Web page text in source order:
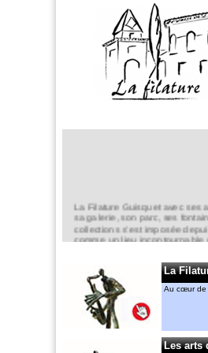
sa galerie, son parc, ses
collections s’est imposée
comme un lieu incontournable
création en sculpture.
Elle est un espace d’exposition
permanent,
mais aussi ponctuel avec
“jardin de la Filature “ en mai.
Anne-Marie CASSIERS et
y ont chacun leur atelier. Ils
La
Au cœur de
Les arts